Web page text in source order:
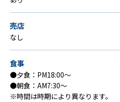
売店
なし
食事
●夕食：PM18:00〜
●朝食：AM7:30〜
※時間は時期により異なります。